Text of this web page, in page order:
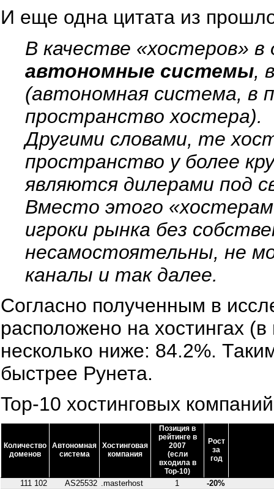
И еще одна цитата из
В качестве «хостеров»
автономные системы,
(автономная система, в
пространство хостера).
Другими словами, те
пространство у более
являются дилерами под
Вместо этого
игроки рынка без
несамостоятельны, не
каналы и так далее.
Согласно полученным в
расположено на хостингах
несколько ниже: 84.2%.
быстрее Рунета.
Top-10 хостинговых
Количество
доменов
Автономная
система
Хостинговая
компания
Позиция в
рейтингев
2007
(если
входила в
Top-10)
Рост
за
год
111 102 AS25532 .masterhost 1
-20%